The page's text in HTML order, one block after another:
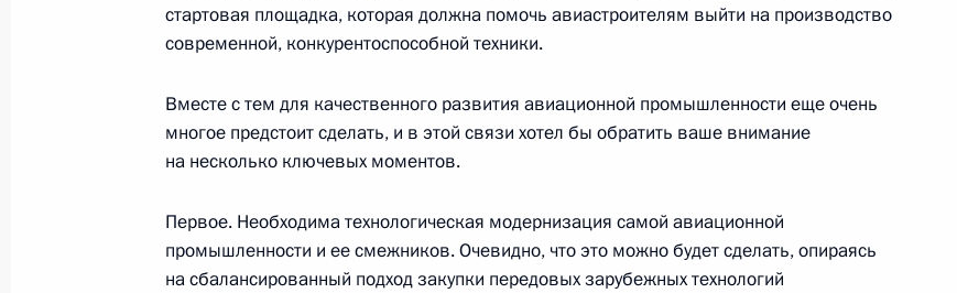
Вступительное слово на совещании по развитию авиационной
промышленности
19 декабря 2006 года, 14:27 Москва, Кремль
стартовая площадка, которая должна помочь авиастроителям выйти на производство
современной, конкурентоспособной техники.
Вместе с тем для качественного развития авиационной промышленности еще очень
многое предстоит сделать, и в этой связи хотел бы обратить ваше внимание
на несколько ключевых моментов.
Первое. Необходима технологическая модернизация самой авиационной
промышленности и ее смежников. Очевидно, что это можно будет сделать, опираясь
на сбалансированный подход закупки передовых зарубежных технологий